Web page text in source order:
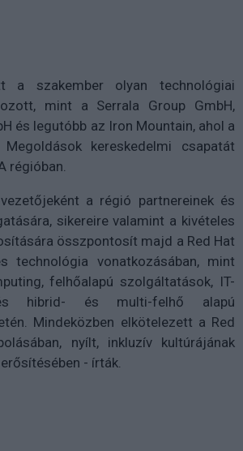
szakember olyan technológiai
mint a Serrala Group GmbH,
és legutóbb az Iron Mountain, ahol a
kereskedelmi csapatát
régióban.
a régió partnereinek és
sikereire valamint a kivételes
összpontosít majd a Red Hat
technológia vonatkozásában, mint
felhőalapú szolgáltatások, IT-
hibrid- és multi-felhő alapú
Mindeközben elkötelezett a Red
nyílt, inkluzív kultúrájának
- írták.